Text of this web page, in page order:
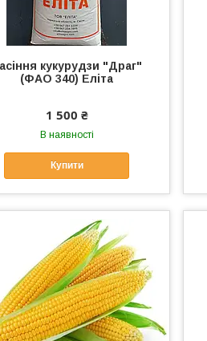
кукурудзи "Драг"
(ФАО 340) Еліта
1 500 ₴
В наявності
Купити